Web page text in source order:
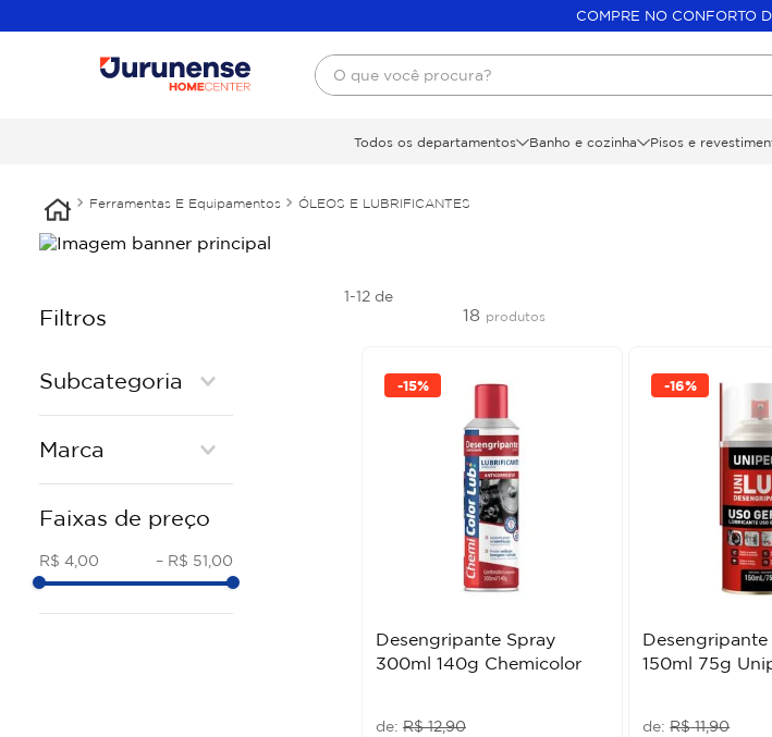
COMPRE NO CONFORTO
O que você procura?
Todos os departamentos Banho e cozinha Pisos e
Ferramentas E Equipamentos ÓLEOS E LUBRIFICANTES
Filtros
Subcategoria
DESENGRAXANTE
OLEO
OLEO SPRAY
Marca
UNIPEGA
H7
CHEMICOLOR
Bosch
Faixas de preço
R$ 4,00 – R$ 51,00
1-12 de
18 produtos
-15%
Desengripante Spray
300ml 140g Chemicolor
R$ 12,90
-16%
150ml 75g
R$ 11,90